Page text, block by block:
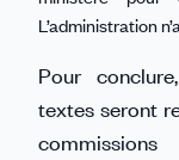
L’administration
Pour
textes seront